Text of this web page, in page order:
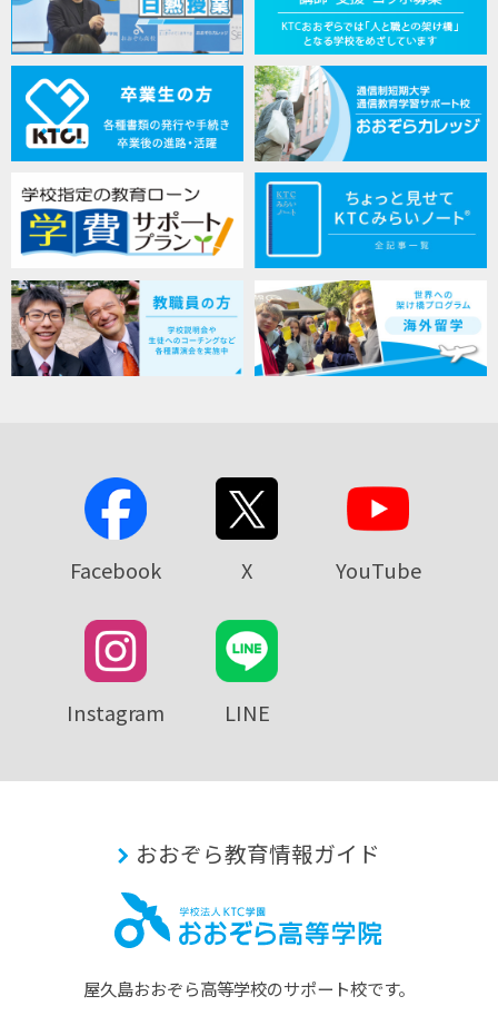
Facebook X YouTube
Instagram LINE
おおぞら教育情報ガイド
屋久島おおぞら⾼等学校のサポート校です。